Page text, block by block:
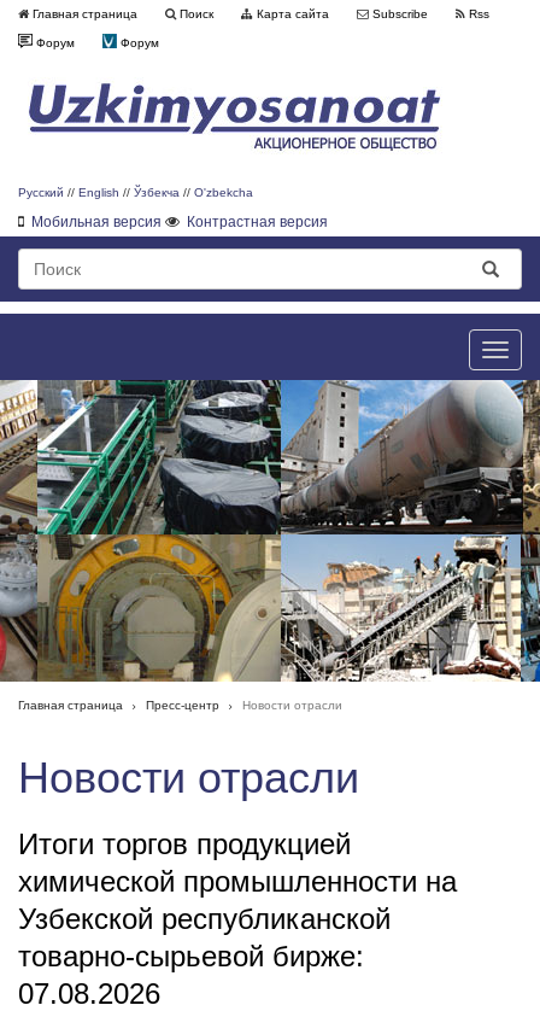
Главная страница Поиск Карта сайта Subscribe Rss
Форум Форум
Русский // English // Ўзбекча // O'zbekcha
Мобильная версия Контрастная версия
Toggle
Главная страница Пресс-центр Новости отрасли
Новости отрасли
Итоги торгов продукцией
химической промышленности на
Узбекской республиканской
товарно-сырьевой бирже:
07.08.2026